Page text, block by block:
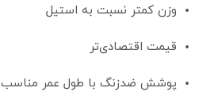
وزن کمتر نسبت به استیل
قیمت اقتصادی‌تر
پوشش ضدزنگ با طول عمر مناسب